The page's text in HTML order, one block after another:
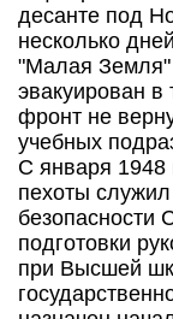
десанте под
несколько
"Малая Земля"
эвакуирован
фронт не
учебных
С января 1948
пехоты служил
безопасности
подготовки
при Высшей